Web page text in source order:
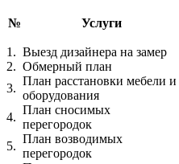
№ Услуги
1. Выезд дизайнера на замер
2. Обмерный план
3.
План расстановки мебели и
оборудования
4.
План сносимых
перегородок
5.
План возводимых
перегородок